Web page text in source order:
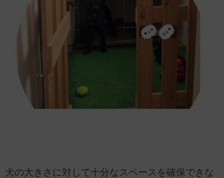
犬の大きさに対して十分なスペースを確保できな